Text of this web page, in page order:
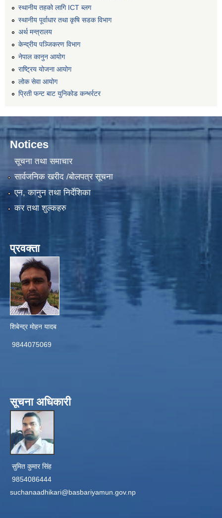
स्थानीय तहको लागि ICT ब्लग
स्थानीय पूर्वाधार तथा कृषि सडक विभाग
अर्थ मन्त्रालय
केन्द्रीय पञ्जिकरण विभाग
नेपाल कानुन आयोग
राष्ट्रिय योजना आयोग
लोक सेवा आयोग
प्रिती फन्ट बाट युनिकोड कन्भर्रटर
Notices
सूचना तथा समाचार
सार्वजनिक खरीद /बोलपत्र सूचना
एन, कानुन तथा निर्देशिका
कर तथा शुल्कहरु
प्रवक्ता
शिबेन्द्र मोहन यादब
9844075069
सूचना अधिकारी
सुमित कुमार सिंह
9854086444
suchanaadhikari@basbariyamun.gov.np